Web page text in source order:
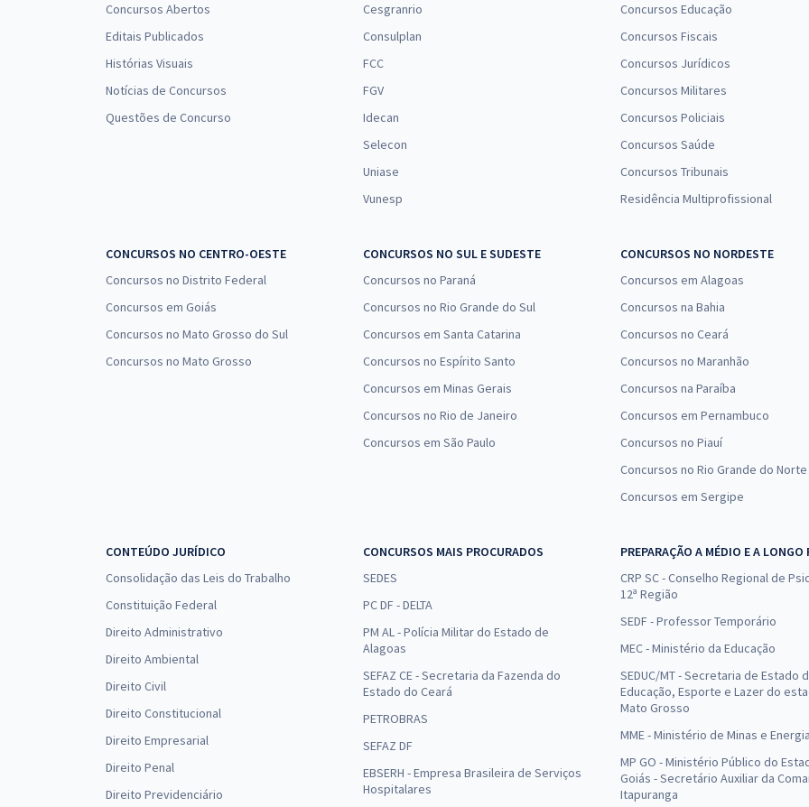
Concursos Abertos
Editais Publicados
Histórias Visuais
Notícias de Concursos
Questões de Concurso
Cesgranrio
Consulplan
FCC
FGV
Idecan
Selecon
Uniase
Vunesp
Concursos Educação
Concursos Fiscais
Concursos Jurídicos
Concursos Militares
Concursos Policiais
Concursos Saúde
Concursos Tribunais
Residência Multiprofissional
CONCURSOS NO CENTRO-OESTE
Concursos no Distrito Federal
Concursos em Goiás
Concursos no Mato Grosso do Sul
Concursos no Mato Grosso
CONCURSOS NO SUL E SUDESTE
Concursos no Paraná
Concursos no Rio Grande do Sul
Concursos em Santa Catarina
Concursos no Espírito Santo
Concursos em Minas Gerais
Concursos no Rio de Janeiro
Concursos em São Paulo
CONCURSOS NO NORDESTE
Concursos em Alagoas
Concursos na Bahia
Concursos no Ceará
Concursos no Maranhão
Concursos na Paraíba
Concursos em Pernambuco
Concursos no Piauí
Concursos no Rio Grande do Norte
Concursos em Sergipe
CONTEÚDO JURÍDICO
Consolidação das Leis do Trabalho
Constituição Federal
Direito Administrativo
Direito Ambiental
Direito Civil
Direito Constitucional
Direito Empresarial
Direito Penal
Direito Previdenciário
CONCURSOS MAIS PROCURADOS
SEDES
PC DF - DELTA
PM AL - Polícia Militar do Estado de
Alagoas
SEFAZ CE - Secretaria da Fazenda do
Estado do Ceará
PETROBRAS
SEFAZ DF
EBSERH - Empresa Brasileira de Serviços
Hospitalares
PREPARAÇÃO A MÉDIO E A LONGO
CRP SC - Conselho Regional de
12ª Região
SEDF - Professor Temporário
MEC - Ministério da Educação
SEDUC/MT - Secretaria de Estado
Educação, Esporte e Lazer do
Mato Grosso
MME - Ministério de Minas e
MP GO - Ministério Público do
Goiás - Secretário Auxiliar da
Itapuranga